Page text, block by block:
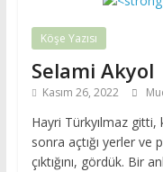
Köşe Yazısı
Selami Akyol
Kasım 26, 2022
Hayri Türkyılmaz gitti,
sonra açtığı yerler ve
çıktığını, gördük. Bir